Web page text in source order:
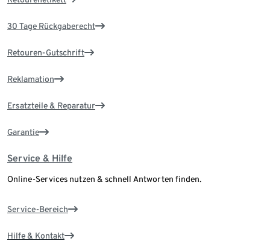
30 Tage Rückgaberecht
Retouren-Gutschrift
Reklamation
Ersatzteile & Reparatur
Garantie
Service & Hilfe
Online-Services nutzen & schnell Antworten finden.
Service-Bereich
Hilfe & Kontakt